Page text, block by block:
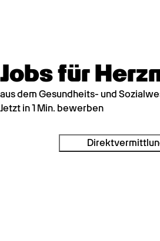
Jobs für
aus dem Gesundheits- und
Jetzt in 1 Min. bewerben